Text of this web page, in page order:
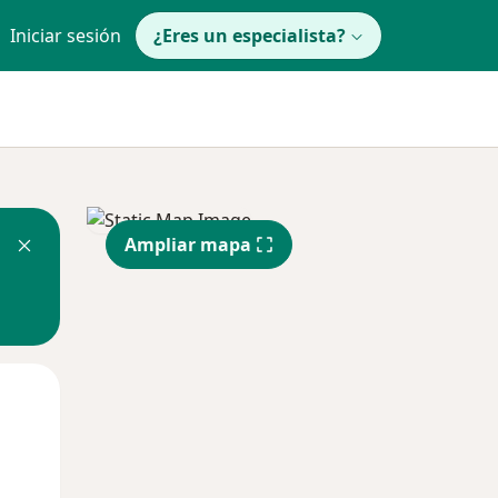
Iniciar sesión ¿Eres un especialista?
Ampliar mapa